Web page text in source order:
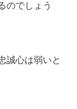
のでしょう
誠心は弱いと